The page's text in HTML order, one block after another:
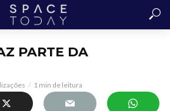
PARTE DA
1 min de leitura